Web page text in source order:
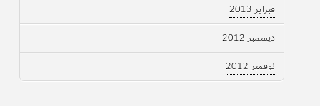
فبراير 2013
ديسمبر 2012
نوفمبر 2012